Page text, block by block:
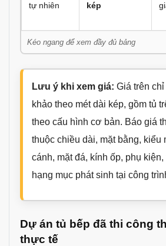
tự nhiên
kép
Lưu ý khi xem giá: Giá trên
khảo theo mét dài kép, gồm tủ
theo cấu hình cơ bản. Báo giá
thuộc chiều dài, mặt bằng, kiểu
cánh, mặt đá, kính ốp, phụ
hạng mục phát sinh tại công
Dự án tủ bếp đã thi công
thực tế